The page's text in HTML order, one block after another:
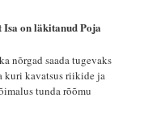
Isa on läkitanud Poja
nõrgad saada tugevaks
kuri kavatsus riikide ja
tunda rõõmu